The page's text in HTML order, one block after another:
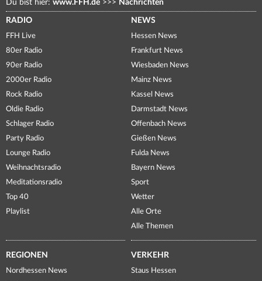
Du bist hier: www.FFH.de >>> Nachrichten
RADIO
FFH Live
80er Radio
90er Radio
2000er Radio
Rock Radio
Oldie Radio
Schlager Radio
Party Radio
Lounge Radio
Weihnachtsradio
Meditationsradio
Top 40
Playlist
NEWS
Hessen News
Frankfurt News
Wiesbaden News
Mainz News
Kassel News
Darmstadt News
Offenbach News
Gießen News
Fulda News
Bayern News
Sport
Wetter
Alle Orte
Alle Themen
REGIONEN
Nordhessen News
VERKEHR
Staus Hessen